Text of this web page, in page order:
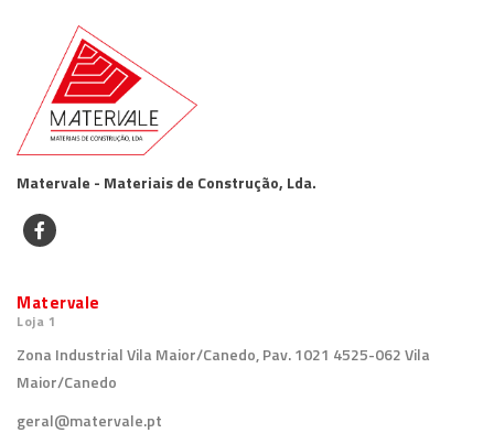
Matervale - Materiais de Construção, Lda.
Matervale
Loja 1
Zona Industrial Vila Maior/Canedo, Pav. 1021 4525-062 Vila
Maior/Canedo
geral@matervale.pt